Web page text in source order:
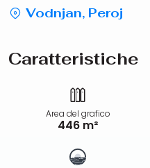
Vodnjan, Peroj
Caratteristiche
Area del grafico
446 m²